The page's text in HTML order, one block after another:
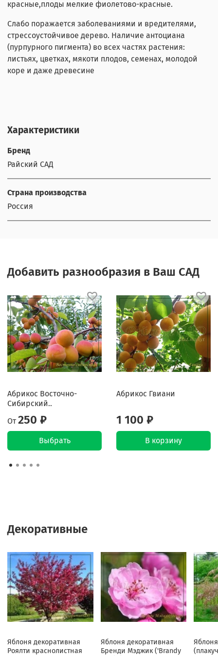
красные,плоды мелкие фиолетово-красные.
Слабо поражается заболеваниями и вредителями,
стрессоустойчивое дерево. Наличие антоциана
(пурпурного пигмента) во всех частях растения:
листьях, цветках, мякоти плодов, семенах, молодой
коре и даже древесине
Характеристики
Бренд
Райский САД
Страна производства
Россия
Добавить разнообразия в Ваш САД
Абрикос Восточно-
Сибирский..
От 250 ₽
Выбрать
Абрикос Гвиани
1 100 ₽
В корзину
Декоративные
Яблоня декоративная
Роялти краснолистная
Яблоня декоративная
Бренди Мэджик ('Brandy